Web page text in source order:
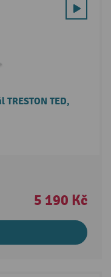
TED,
5 190 Kč